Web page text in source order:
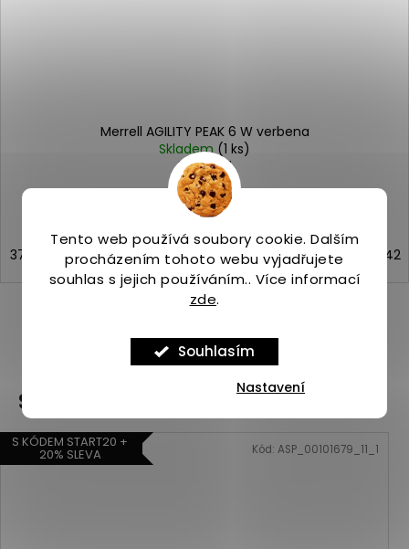
Tento web používá soubory cookie. Dalším
procházením tohoto webu vyjadřujete
souhlas s jejich používáním.. Více informací
zde.
Souhlasím
Nastavení
Merrell AGILITY PEAK 6 W verbena
Skladem(1 ks)
3 999 Kč
37 37,5 38 38,5 39 40 40,5 42
ZOBRAZIT VŠECHNY PODOBNÉ PRODUKTY
Související produkty
S KÓDEM START20 +
20% SLEVA Kód: ASP_00101679_11_1